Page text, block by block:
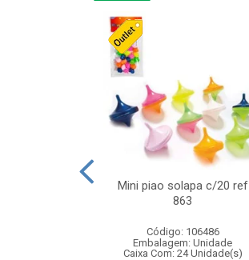
Mini piao solapa c/20 ref
863
Código: 106486
Embalagem: Unidade
Caixa Com: 24 Unidade(s)